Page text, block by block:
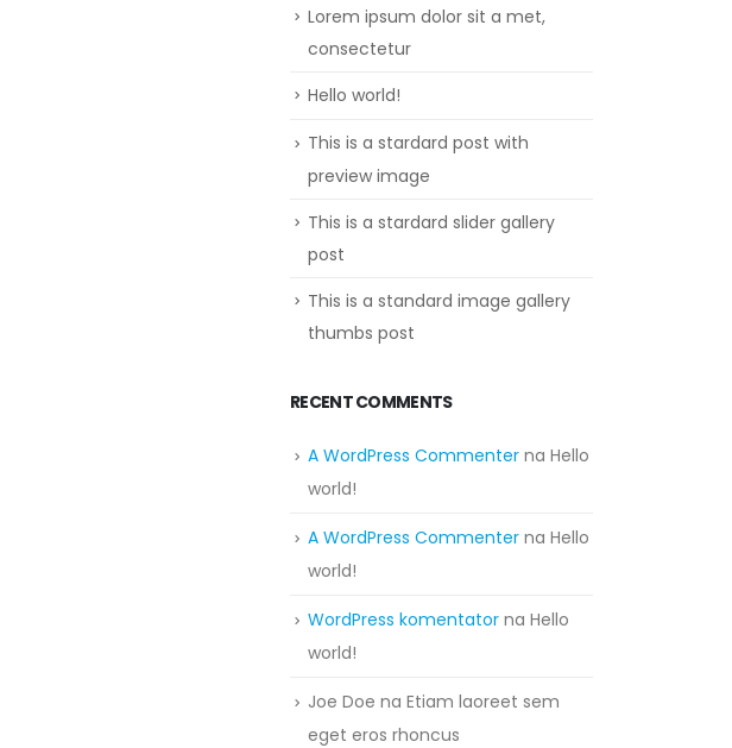
Lorem ipsum dolor sit a met,
consectetur
Hello world!
This is a stardard post with
preview image
This is a stardard slider gallery
post
This is a standard image gallery
thumbs post
RECENT COMMENTS
A WordPress Commenter na Hello
world!
A WordPress Commenter na Hello
world!
WordPress komentator na Hello
world!
Joe Doe na Etiam laoreet sem
eget eros rhoncus